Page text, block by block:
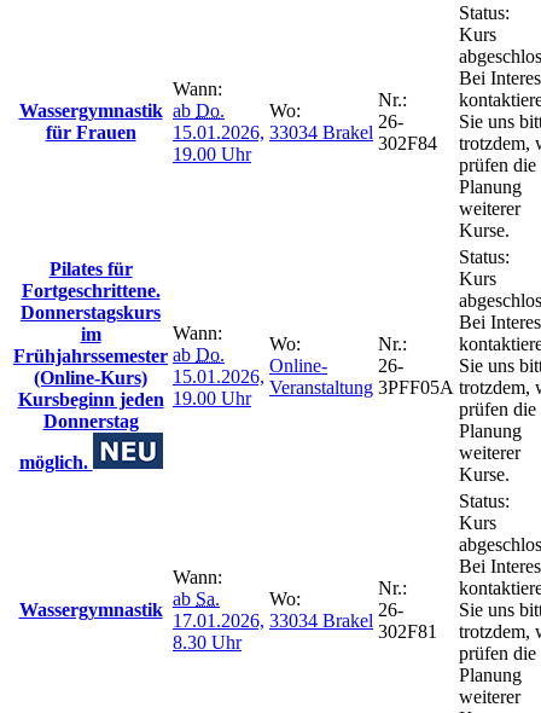
Wassergymnastik
für Frauen
Wann:
ab Do.
15.01.2026,
19.00 Uhr
Wo:
33034 Brakel
Nr.:
26-
302F84
Status:
Kurs
Bei
Sie uns
trotzdem,
prüfen die
Planung
weiterer
Kurse.
Pilates für
Fortgeschrittene.
Donnerstagskurs
im
Frühjahrssemester
(Online-Kurs)
Kursbeginn jeden
Donnerstag
möglich.
Wann:
ab Do.
15.01.2026,
19.00 Uhr
Wo:
Online-
Veranstaltung
Nr.:
26-
3PFF05A
Status:
Kurs
Bei
Sie uns
trotzdem,
prüfen die
Planung
weiterer
Kurse.
Wassergymnastik
Wann:
ab Sa.
17.01.2026,
8.30 Uhr
Wo:
33034 Brakel
Nr.:
26-
302F81
Status:
Kurs
Bei
Sie uns
trotzdem,
prüfen die
Planung
weiterer